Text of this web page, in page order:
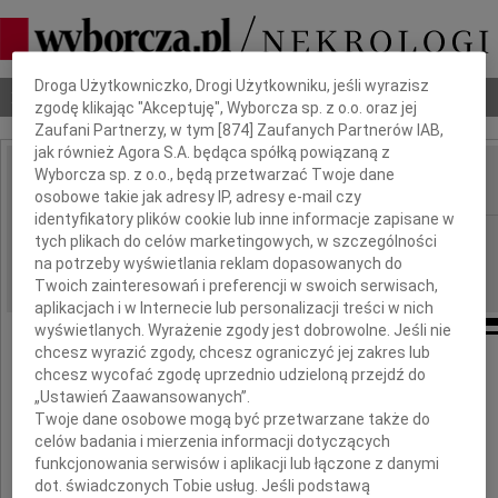
Nekrologi Odeszli Poradnik pogrzebowy
IMIĘ I NAZWISKO:
REGION: Częstochowa
DATA EMISJI: 23.11.2018
Żegnamy i pozostawiamy w sercu i pamięci
Dbamy o Twoją prywatność
Droga Użytkowniczko, Drogi Użytkowniku, jeśli wyrazisz
zgodę klikając "Akceptuję", Wyborcza sp. z o.o. oraz jej
Zaufani Partnerzy, w tym [874 ] Zaufanych Partnerów IAB,
jak również Agora S.A. będąca spółką powiązaną z
Wyborcza sp. z o.o., będą przetwarzać Twoje dane
osobowe takie jak adresy IP, adresy e-mail czy
identyfikatory plików cookie lub inne informacje zapisane w
tych plikach do celów marketingowych, w szczególności
na potrzeby wyświetlania reklam dopasowanych do
Twoich zainteresowań i preferencji w swoich serwisach,
aplikacjach i w Internecie lub personalizacji treści w nich
wyświetlanych. Wyrażenie zgody jest dobrowolne. Jeśli nie
chcesz wyrazić zgody, chcesz ograniczyć jej zakres lub
chcesz wycofać zgodę uprzednio udzieloną przejdź do
„Ustawień Zaawansowanych”.
Twoje dane osobowe mogą być przetwarzane także do
celów badania i mierzenia informacji dotyczących
funkcjonowania serwisów i aplikacji lub łączone z danymi
dot. świadczonych Tobie usług. Jeśli podstawą